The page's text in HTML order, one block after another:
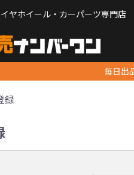
ヤホイール・カーパーツ専門店
毎日出
録